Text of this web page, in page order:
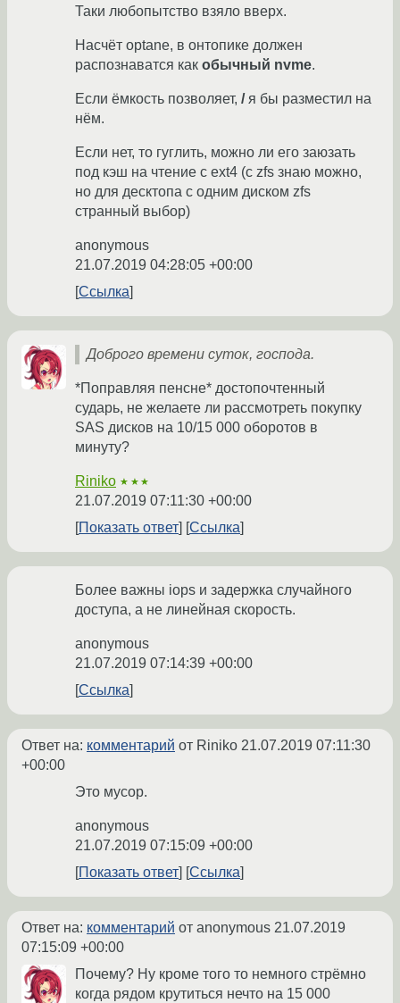
Таки любопытство взяло вверх.
Насчёт optane, в онтопике должен
распознаватся как обычный nvme.
Если ёмкость позволяет, /я бы разместил на
нём.
Если нет, то гуглить, можно ли его заюзать
под кэш на чтение с ext4 (с zfs знаю можно,
но для десктопа с одним диском zfs
странный выбор)
anonymous
21.07.2019 04:28:05 +00:00
Ссылка
Доброго времени суток, господа.
*Поправляя пенсне* достопочтенный
сударь, не желаете ли рассмотреть покупку
SAS дисков на 10/15 000 оборотов в
минуту?
Riniko ★★★
21.07.2019 07:11:30 +00:00
Показать ответ
Ссылка
Более важны iops и задержка случайного
доступа, а не линейная скорость.
anonymous
21.07.2019 07:14:39 +00:00
Ссылка
Ответ на: комментарий от Riniko 21.07.2019 07:11:30
+00:00
Это мусор.
anonymous
21.07.2019 07:15:09 +00:00
Показать ответ
Ссылка
Ответ на: комментарий от anonymous 21.07.2019
07:15:09 +00:00
Почему? Ну кроме того то немного стрёмно
когда рядом крутиться нечто на 15 000